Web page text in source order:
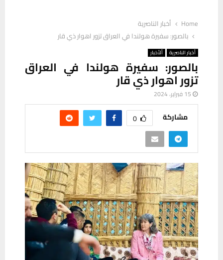
Home
أخبار الناصرية
بالصور: سفيرة هولندا في العراق تزور اهوار ذي قار
أخبار الناصرية ألأخبار
بالصور: سفيرة هولندا في العراق
تزور اهوار ذي قار
15 فبراير، 2024
مشاركة 0